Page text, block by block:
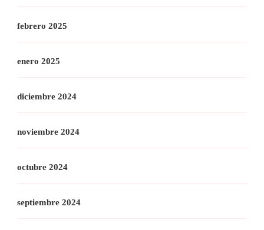
febrero 2025
enero 2025
diciembre 2024
noviembre 2024
octubre 2024
septiembre 2024